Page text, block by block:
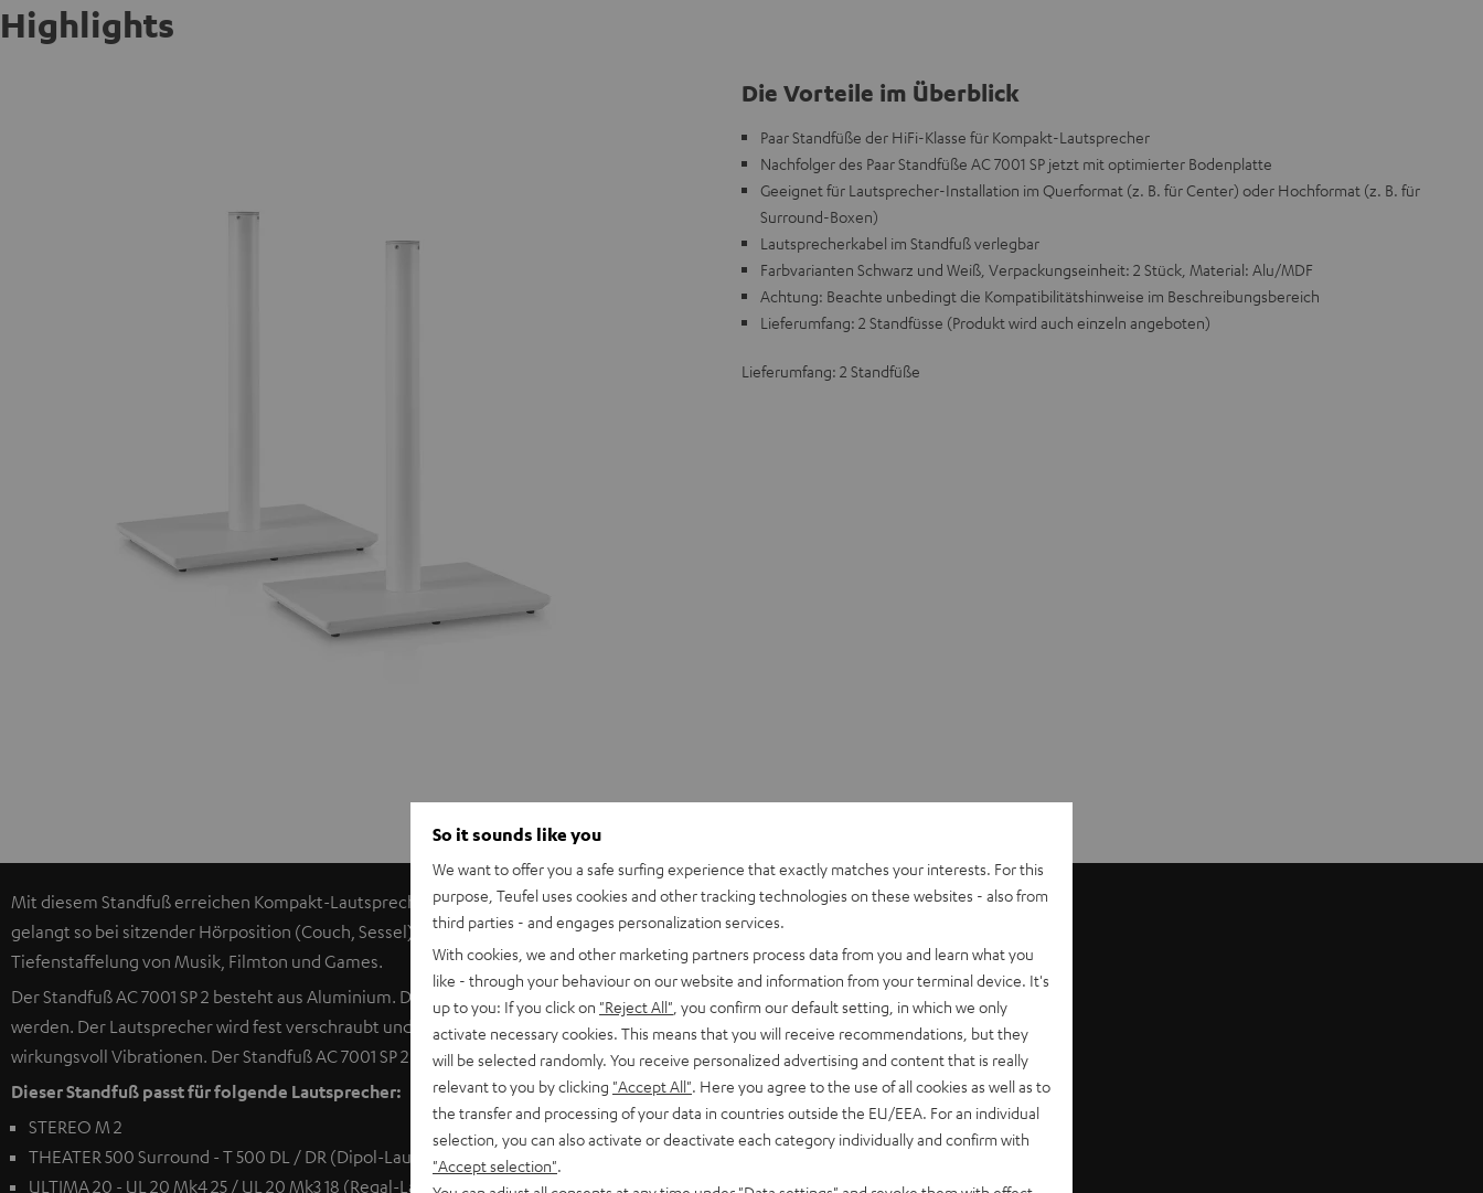
Highlights
Die Vorteile im Überblick
Paar Standfüße der HiFi-Klasse für Kompakt-Lautsprecher
Nachfolger des Paar Standfüße AC 7001 SP jetzt mit optimierter Bodenplatte
Geeignet für Lautsprecher-Installation im Querformat (z. B. für Center) oder Hochformat (z. B. für
Surround-Boxen)
Lautsprecherkabel im Standfuß verlegbar
Farbvarianten Schwarz und Weiß, Verpackungseinheit: 2 Stück, Material: Alu/MDF
Achtung: Beachte unbedingt die Kompatibilitätshinweise im Beschreibungsbereich
Lieferumfang: 2 Standfüsse (Produkt wird auch einzeln angeboten)
Lieferumfang: 2 Standfüße
Mit diesem Standfuß erreichen Kompakt-Lautsprecher eine optimale Wiedergabehöhe. Der entsprechende Hochtöner
gelangt so bei sitzender Hörposition (Couch, Sessel) auf Ohrhöhe. Das führt zu einer präziseren Darstellung und besseren
Tiefenstaffelung von Musik, Filmton und Games.
Der Standfuß AC 7001 SP 2 besteht aus Aluminium. Das Lautsprecherkabel (bis 6,0 mm²) kann im Inneren des Rohres verlegt
werden. Der Lautsprecher wird fest verschraubt und ist damit optimal gesichert. Die schwere Konstruktion unterdrückt
wirkungsvoll Vibrationen. Der Standfuß AC 7001 SP 2 ist der Nachfolger vom Standfuß AC 7001 SP.
Dieser Standfuß passt für folgende Lautsprecher:
STEREO M 2
THEATER 500 Surround - T 500 DL / DR (Dipol-Lautsprecher)
ULTIMA 20 - UL 20 Mk4 25 / UL 20 Mk3 18 (Regal-Lautsprecher)
So it sounds like you
We want to offer you a safe surfing experience that exactly matches your interests. For this
purpose, Teufel uses cookies and other tracking technologies on these websites - also from
third parties - and engages personalization services.
With cookies, we and other marketing partners process data from you and learn what you
like - through your behaviour on our website and information from your terminal device. It's
up to you: If you click on "Reject All" , you confirm our default setting, in which we only
activate necessary cookies. This means that you will receive recommendations, but they
will be selected randomly. You receive personalized advertising and content that is really
relevant to you by clicking "Accept All" . Here you agree to the use of all cookies as well as to
the transfer and processing of your data in countries outside the EU/EEA. For an individual
selection, you can also activate or deactivate each category individually and confirm with
"Accept selection"